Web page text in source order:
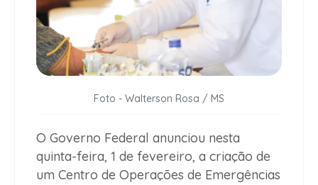
Foto - Walterson Rosa / MS
O Governo Federal anunciou nesta
quinta-feira, 1 de fevereiro, a criação de
um Centro de Operações de Emergências